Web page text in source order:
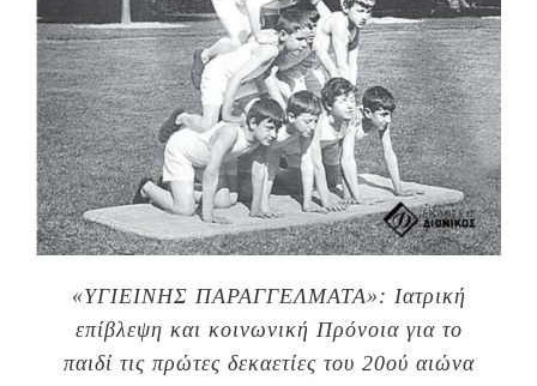
«ΥΓΙΕΙΝΗΣ ΠΑΡΑΓΓΕΛΜΑΤΑ»: Ιατρική
επίβλεψη και κοινωνική Πρόνοια για το
παιδί τις πρώτες δεκαετίες του 20ού αιώνα